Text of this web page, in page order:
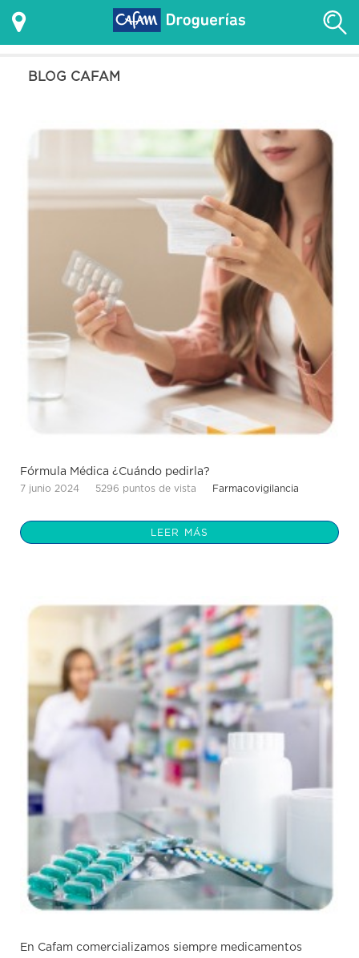
BLOG CAFAM
Fórmula Médica ¿Cuándo pedirla?
7 junio 2024 5296 puntos de vista Farmacovigilancia
LEER MÁS
En Cafam comercializamos siempre medicamentos